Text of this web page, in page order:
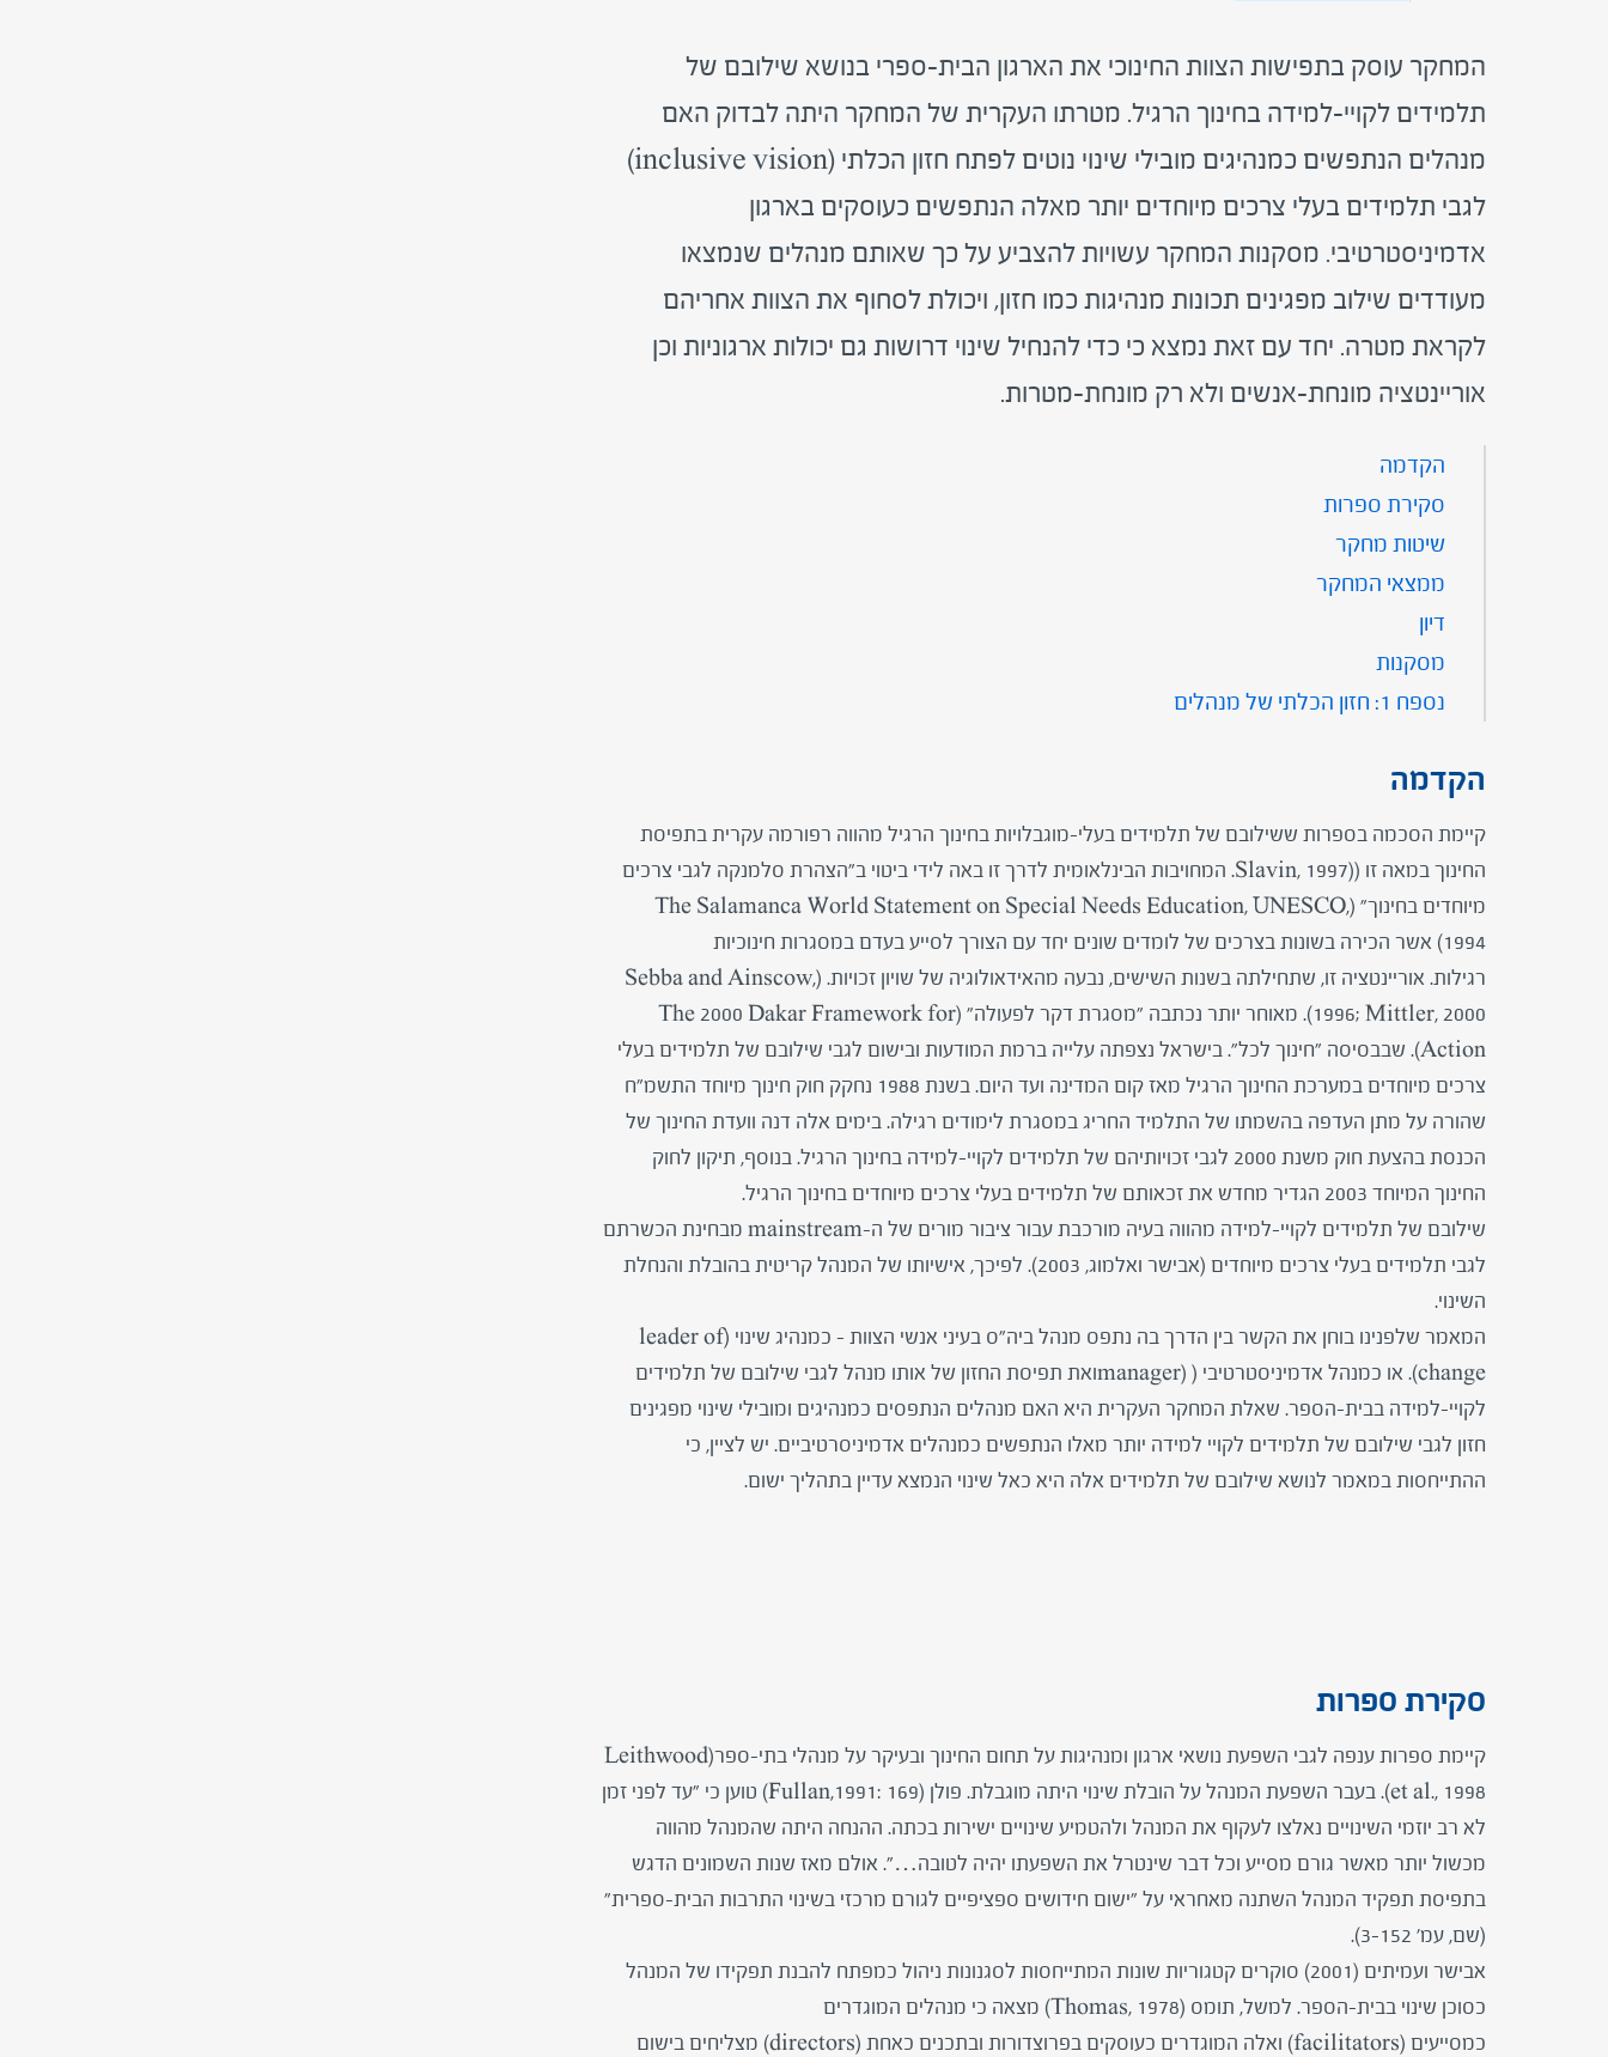
המחקר עוסק בתפישות הצוות החינוכי את הארגון הבית-ספרי בנושא שילובם של
תלמידים לקויי-למידה בחינוך הרגיל. מטרתו העקרית של המחקר היתה לבדוק האם
מנהלים הנתפשים כמנהיגים מובילי שינוי נוטים לפתח חזון הכלתי (inclusive vision)
לגבי תלמידים בעלי צרכים מיוחדים יותר מאלה הנתפשים כעוסקים בארגון
אדמיניסטרטיבי. מסקנות המחקר עשויות להצביע על כך שאותם מנהלים שנמצאו
מעודדים שילוב מפגינים תכונות מנהיגות כמו חזון, ויכולת לסחוף את הצוות אחריהם
לקראת מטרה. יחד עם זאת נמצא כי כדי להנחיל שינוי דרושות גם יכולות ארגוניות וכן
אוריינטציה מונחת-אנשים ולא רק מונחת-מטרות.
הקדמה
סקירת ספרות
שיטות מחקר
ממצאי המחקר
דיון
מסקנות
נספח 1: חזון הכלתי של מנהלים
הקדמה
​קיימת הסכמה בספרות ששילובם של תלמידים בעלי-מוגבלויות בחינוך הרגיל מהווה רפורמה עקרית בתפיסת
החינוך במאה זו ((Slavin, 1997. המחויבות הבינלאומית לדרך זו באה לידי ביטוי ב"הצהרת סלמנקה לגבי צרכים
מיוחדים בחינוך" (The Salamanca World Statement on Special Needs Education, UNESCO,
1994) אשר הכירה בשונות בצרכים של לומדים שונים יחד עם הצורך לסייע בעדם במסגרות חינוכיות
רגילות. אוריינטציה זו, שתחילתה בשנות השישים, נבעה מהאידאולוגיה של שויון זכויות. (Sebba and Ainscow,
1996; Mittler, 2000). מאוחר יותר נכתבה "מסגרת דקר לפעולה" (The 2000 Dakar Framework for
Action). שבבסיסה "חינוך לכל". בישראל נצפתה עלייה ברמת המודעות ובישום לגבי שילובם של תלמידים בעלי
צרכים מיוחדים במערכת החינוך הרגיל מאז קום המדינה ועד היום. בשנת 1988 נחקק חוק חינוך מיוחד התשמ"ח
שהורה על מתן העדפה בהשמתו של התלמיד החריג במסגרת לימודים רגילה. בימים אלה דנה וועדת החינוך של
הכנסת בהצעת חוק משנת 2000 לגבי זכויותיהם של תלמידים לקויי-למידה בחינוך הרגיל. בנוסף, תיקון לחוק
החינוך המיוחד 2003 הגדיר מחדש את זכאותם של תלמידים בעלי צרכים מיוחדים בחינוך הרגיל.
שילובם של תלמידים לקויי-למידה מהווה בעיה מורכבת עבור ציבור מורים של ה-mainstream מבחינת הכשרתם
לגבי תלמידים בעלי צרכים מיוחדים (אבישר ואלמוג, 2003). לפיכך, אישיותו של המנהל קריטית בהובלת והנחלת
השינוי.
המאמר שלפנינו בוחן את הקשר בין הדרך בה נתפס מנהל ביה"ס בעיני אנשי הצוות – כמנהיג שינוי (leader of
change). או כמנהל אדמיניסטרטיבי ( (managerואת תפיסת החזון של אותו מנהל לגבי שילובם של תלמידים
לקויי-למידה בבית-הספר. שאלת המחקר העקרית היא האם מנהלים הנתפסים כמנהיגים ומובילי שינוי מפגינים
חזון לגבי שילובם של תלמידים לקויי למידה יותר מאלו הנתפשים כמנהלים אדמיניסרטיביים. יש לציין, כי
ההתייחסות במאמר לנושא שילובם של תלמידים אלה היא כאל שינוי הנמצא עדיין בתהליך ישום.
סקירת ספרות
​קיימת ספרות ענפה לגבי השפעת נושאי ארגון ומנהיגות על תחום החינוך ובעיקר על מנהלי בתי-ספר(Leithwood
et al., 1998). בעבר השפעת המנהל על הובלת שינוי היתה מוגבלת. פולן (Fullan,1991: 169) טוען כי "עד לפני זמן
לא רב יוזמי השינויים נאלצו לעקוף את המנהל ולהטמיע שינויים ישירות בכתה. ההנחה היתה שהמנהל מהווה
מכשול יותר מאשר גורם מסייע וכל דבר שינטרל את השפעתו יהיה לטובה…". אולם מאז שנות השמונים הדגש
בתפיסת תפקיד המנהל השתנה מאחראי על "ישום חידושים ספציפיים לגורם מרכזי בשינוי התרבות הבית-ספרית"
(שם, עמ' 3-152).
אבישר ועמיתים (2001) סוקרים קטגוריות שונות המתייחסות לסגנונות ניהול כמפתח להבנת תפקידו של המנהל
כסוכן שינוי בבית-הספר. למשל, תומס (Thomas, 1978) מצאה כי מנהלים המוגדרים
כמסייעים (facilitators) ואלה המוגדרים כעוסקים בפרוצדורות ובתכנים כאחת (directors) מצליחים בישום